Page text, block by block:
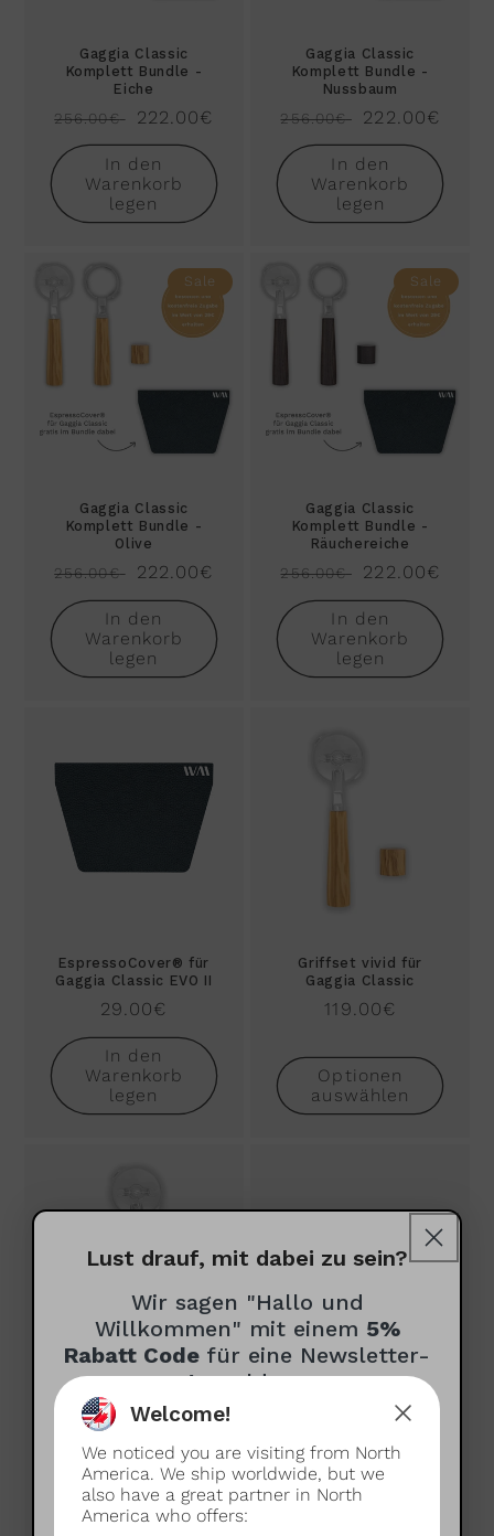
Welcome!
We noticed you are visiting from North
America. We ship worldwide, but we
also have a great partner in North
America who offers:
Gaggia Classic
Komplett Bundle -
Eiche
Normaler
Preis
256.00€ Verkaufspreis
222.00€
In den
Warenkorb
legen
Gaggia Classic
Komplett Bundle -
Nussbaum
Normaler
Preis
256.00€ Verkaufspreis
222.00€
In den
Warenkorb
legen
Sale
Gaggia Classic
Komplett Bundle -
Olive
Normaler
Preis
256.00€ Verkaufspreis
222.00€
In den
Warenkorb
legen
Sale
Gaggia Classic
Komplett Bundle -
Räuchereiche
Normaler
Preis
256.00€ Verkaufspreis
222.00€
In den
Warenkorb
legen
EspressoCover® für
Gaggia Classic EVO II
Normaler
Preis
29.00€
In den
Warenkorb
legen
Griffset vivid für
Gaggia Classic
Normaler
119.00€
Optionen
auswählen
Siebträger vivid für
Gaggia
Normaler
Preis
99.00€
Optionen
auswählen
Drehknopf für Gaggia
Normaler
Preis
29.00€
Optionen
Lust drauf, mit dabei zu sein?
Wir sagen "Hallo und
Willkommen" mit einem 5%
Rabatt Code für eine Newsletter-
Anmeldung
Wie dürfen wir dich anreden?
(optional)